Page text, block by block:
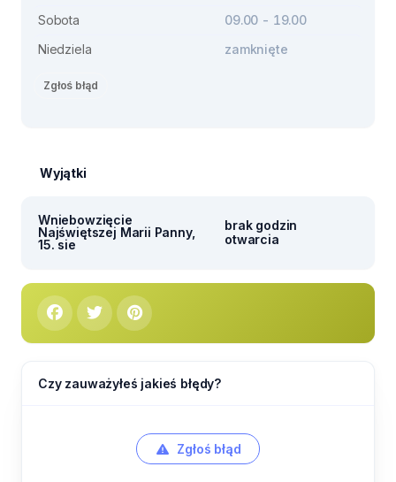
Sobota
09.00 - 19.00
Niedziela
zamknięte
Zgłoś błąd
Wyjątki
Wniebowzięcie
Najświętszej Marii Panny,
15. sie
brak godzin
otwarcia
Czy zauważyłeś jakieś błędy?
Zgłoś błąd